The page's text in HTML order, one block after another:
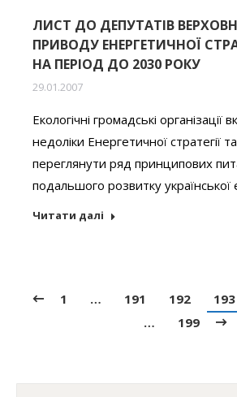
ЛИСТ ДО ДЕПУТАТІВ
ПРИВОДУ ЕНЕРГЕТИЧНОЇ
НА ПЕРІОД ДО 2030 РОКУ
29.01.2007
Екологічні громадські організації
недоліки Енергетичної стратегії
переглянути ряд принципових
подальшого розвитку української
Читати далі
1 … 191 192 193
…
199